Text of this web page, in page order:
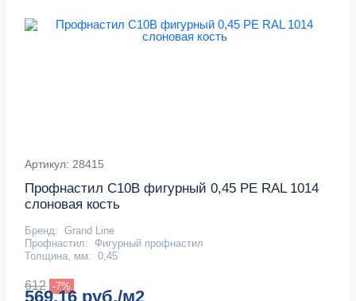
Артикул: 28415
Профнастил С10B фигурный 0,45 PE RAL 1014
слоновая кость
Бренд: Grand Line
Профнастил:
Фигурный профнастил
Толщина, мм: 0,45
612 -7%
569,16 руб./м2